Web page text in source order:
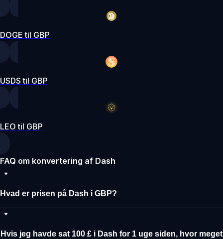
DOGE til GBP
USDS til GBP
LEO til GBP
FAQ om konvertering af Dash
Hvad er prisen på Dash i GBP?
Hvis jeg havde sat 100 £ i Dash for 1 uge siden, hvor meget